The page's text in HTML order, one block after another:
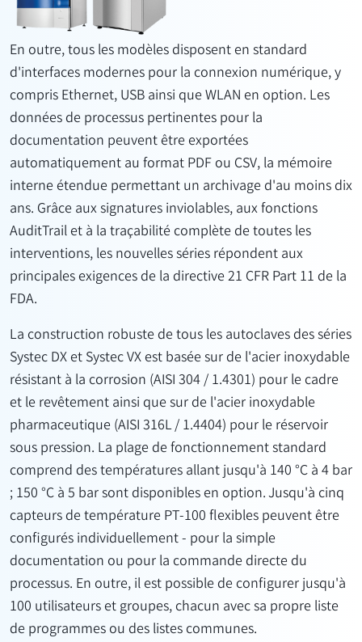
En outre, tous les modèles disposent en standard
d'interfaces modernes pour la connexion numérique, y
compris Ethernet, USB ainsi que WLAN en option. Les
données de processus pertinentes pour la
documentation peuvent être exportées
automatiquement au format PDF ou CSV, la mémoire
interne étendue permettant un archivage d'au moins dix
ans. Grâce aux signatures inviolables, aux fonctions
AuditTrail et à la traçabilité complète de toutes les
interventions, les nouvelles séries répondent aux
principales exigences de la directive 21 CFR Part 11 de la
FDA.
La construction robuste de tous les autoclaves des séries
Systec DX et Systec VX est basée sur de l'acier inoxydable
résistant à la corrosion (AISI 304 / 1.4301) pour le cadre
et le revêtement ainsi que sur de l'acier inoxydable
pharmaceutique (AISI 316L / 1.4404) pour le réservoir
sous pression. La plage de fonctionnement standard
comprend des températures allant jusqu'à 140 °C à 4 bar
; 150 °C à 5 bar sont disponibles en option. Jusqu'à cinq
capteurs de température PT-100 flexibles peuvent être
configurés individuellement - pour la simple
documentation ou pour la commande directe du
processus. En outre, il est possible de configurer jusqu'à
100 utilisateurs et groupes, chacun avec sa propre liste
de programmes ou des listes communes.